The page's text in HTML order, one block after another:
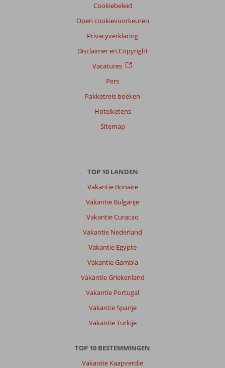
Cookiebeleid
Open cookievoorkeuren
Privacyverklaring
Disclaimer en Copyright
Vacatures
Pers
Pakketreis boeken
Hotelketens
Sitemap
TOP 10 LANDEN
Vakantie Bonaire
Vakantie Bulgarije
Vakantie Curacao
Vakantie Nederland
Vakantie Egypte
Vakantie Gambia
Vakantie Griekenland
Vakantie Portugal
Vakantie Spanje
Vakantie Turkije
TOP 10 BESTEMMINGEN
Vakantie Kaapverdië